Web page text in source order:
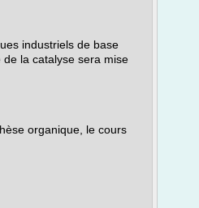
industriels de base
la catalyse sera mise
organique, le cours